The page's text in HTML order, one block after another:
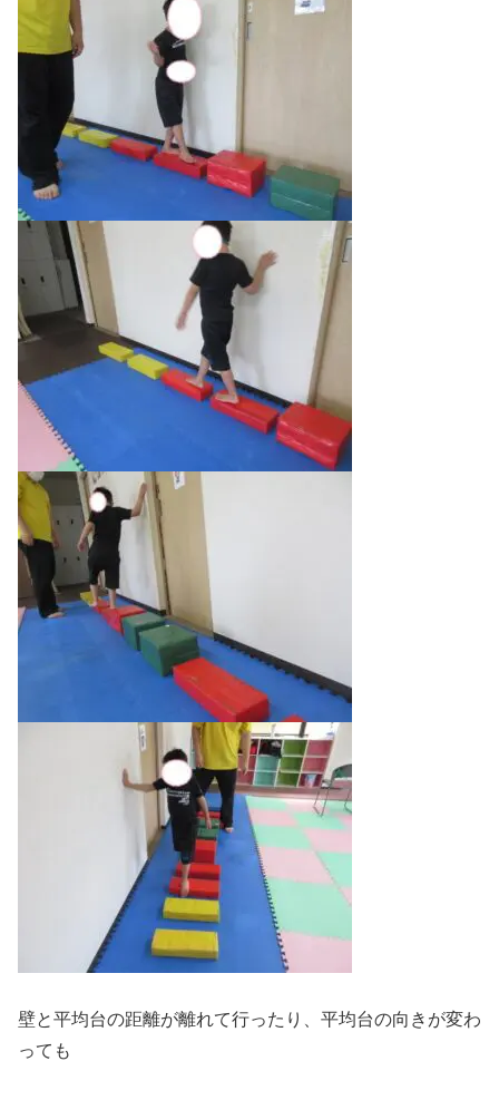
壁と平均台の距離が離れて行ったり、平均台の向きが変わ
っても